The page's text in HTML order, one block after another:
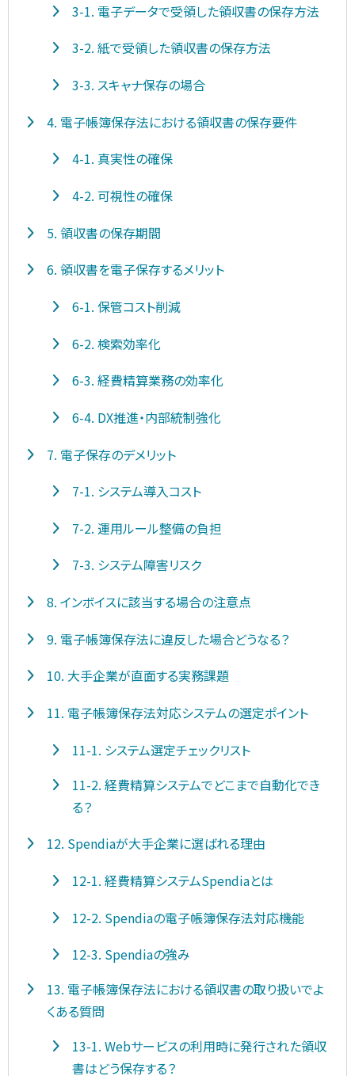
3-1. 電子データで受領した領収書の保存方法
3-2. 紙で受領した領収書の保存方法
3-3. スキャナ保存の場合
4. 電子帳簿保存法における領収書の保存要件
4-1. 真実性の確保
4-2. 可視性の確保
5. 領収書の保存期間
6. 領収書を電子保存するメリット
6-1. 保管コスト削減
6-2. 検索効率化
6-3. 経費精算業務の効率化
6-4. DX推進・内部統制強化
7. 電子保存のデメリット
7-1. システム導入コスト
7-2. 運用ルール整備の負担
7-3. システム障害リスク
8. インボイスに該当する場合の注意点
9. 電子帳簿保存法に違反した場合どうなる？
10. 大手企業が直面する実務課題
11. 電子帳簿保存法対応システムの選定ポイント
11-1. システム選定チェックリスト
11-2. 経費精算システムでどこまで自動化でき
る？
12. Spendiaが大手企業に選ばれる理由
12-1. 経費精算システムSpendiaとは
12-2. Spendiaの電子帳簿保存法対応機能
12-3. Spendiaの強み
13. 電子帳簿保存法における領収書の取り扱いでよ
くある質問
13-1. Webサービスの利用時に発行された領収
書はどう保存する？